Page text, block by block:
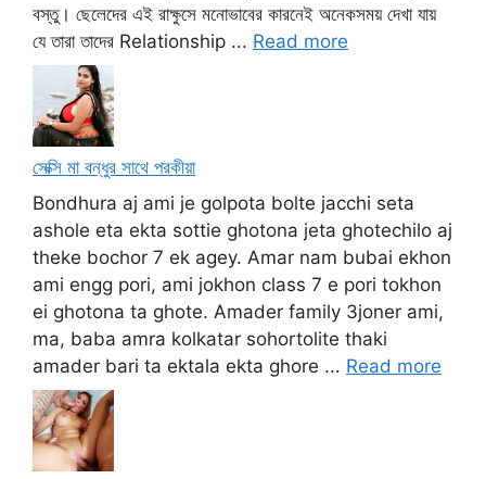
বস্তু। ছেলেদের এই রাক্ষুসে মনোভাবের কারনেই অনেকসময় দেখা যায়
যে তারা তাদের Relationship ... Read more
সেক্সি মা বন্ধুর সাথে পরকীয়া
Bondhura aj ami je golpota bolte jacchi seta
ashole eta ekta sottie ghotona jeta ghotechilo aj
theke bochor 7 ek agey. Amar nam bubai ekhon
ami engg pori, ami jokhon class 7 e pori tokhon
ei ghotona ta ghote. Amader family 3joner ami,
ma, baba amra kolkatar sohortolite thaki
amader bari ta ektala ekta ghore ... Read more